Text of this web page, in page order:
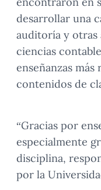
desarrollar una
auditoría y otras
ciencias
enseñanzas
contenidos de
“Gracias por
especialmente
disciplina,
por la